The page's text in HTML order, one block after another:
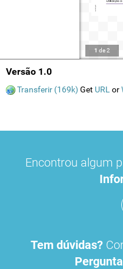
1 de2
Versão 1.0
Transferir (169k) Get URL or
Encontrou algum
Tem dúvidas?